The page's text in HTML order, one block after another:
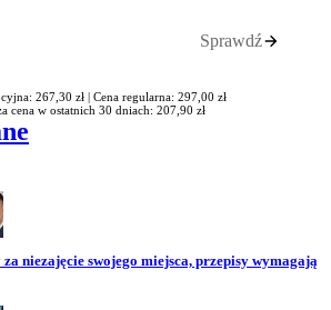
Sprawdź
267,30 zł | Cena regularna: 297,00 zł
cena w ostatnich 30 dniach: 207,90 zł
niezajęcie swojego miejsca, przepisy wymagają